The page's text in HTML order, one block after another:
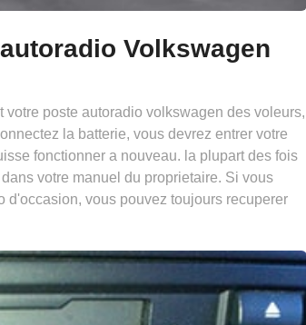
Volkswagen
votre poste autoradio volkswagen des voleurs,
la batterie, vous devrez entrer votre
fonctionner a nouveau. la plupart des fois
votre manuel du proprietaire. Si vous
d'occasion, vous pouvez toujours recuperer